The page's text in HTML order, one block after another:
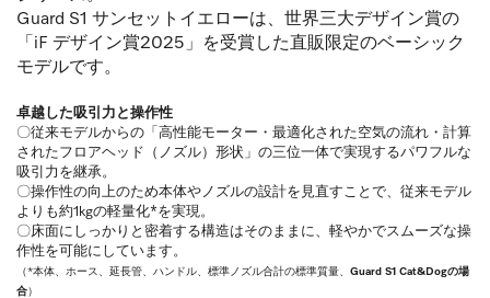
Guard S1 サンセットイエローは、世界三大デザイン賞の
「iF デザイン賞2025」を受賞した直販限定のベーシック
モデルです。
卓越した吸引力と操作性
〇従来モデルからの「高性能モーター・最適化された空気の流れ・計算
されたフロアヘッド（ノズル）形状」の三位一体で実現するパワフルな
吸引力を継承。
〇操作性の向上のため本体やノズルの設計を見直すことで、従来モデル
よりも約1kgの軽量化*を実現。
〇床面にしっかりと密着する構造はそのままに、軽やかでスムーズな操
作性を可能にしています。
（*本体、ホース、延長管、ハンドル、標準ノズル合計の標準質量、 Guard S1 Cat&Dogの場
合）